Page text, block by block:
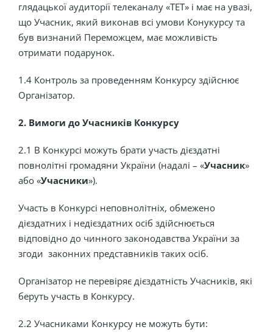
глядацької аудиторії телеканалу «ТЕТ» і має на увазі,
що Учасник, який виконав всі умови Конукурсу та
був визнаний Переможцем, має можливість
отримати подарунок.
1.4 Контроль за проведенням Конкурсу здійснює
Організатор.
2. Вимоги до Учасників Конкурсу
2.1 В Конкурсі можуть брати участь дієздатні
повнолітні громадяни України (надалі – «Учасник»
або «Учасники»).
Участь в Конкурсі неповнолітніх, обмежено
дієздатних і недієздатних осіб здійснюється
відповідно до чинного законодавства України за
згоди законних представників таких осіб.
Організатор не перевіряє дієздатність Учасників, які
беруть участь в Конкурсу.
2.2 Учасниками Конкурсу не можуть бути: